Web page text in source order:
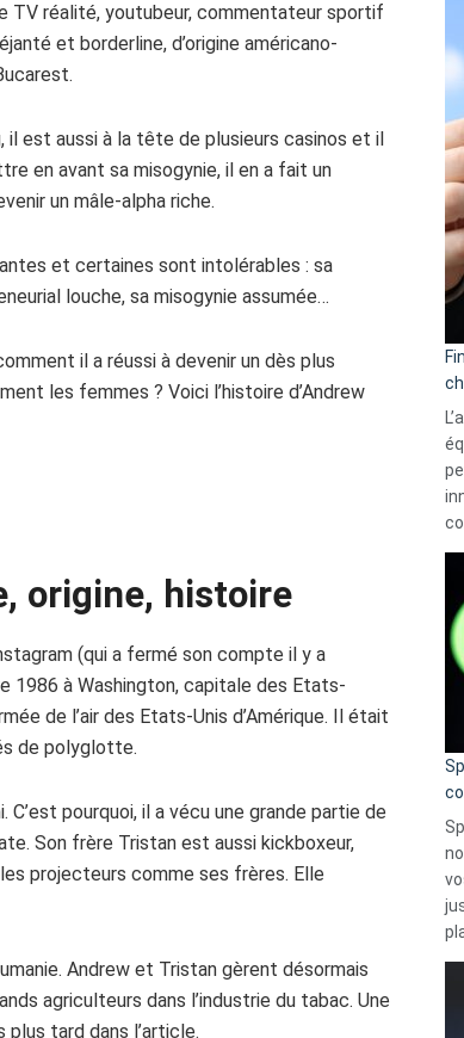
TV réalité, youtubeur, commentateur sportif
et borderline, d’origine américano-
il est aussi à la tête de plusieurs casinos et il
en avant sa misogynie, il en a fait un
un mâle-alpha riche.
et certaines sont intolérables : sa
louche, sa misogynie assumée…
il a réussi à devenir un dès plus
les femmes ? Voici l’histoire d’Andrew
origine, histoire
(qui a fermé son compte il y a
1986 à Washington, capitale des Etats-
de l’air des Etats-Unis d’Amérique. Il était
de polyglotte.
pourquoi, il a vécu une grande partie de
Son frère Tristan est aussi kickboxeur,
projecteurs comme ses frères. Elle
Andrew et Tristan gèrent désormais
agriculteurs dans l’industrie du tabac. Une
tard dans l’article.